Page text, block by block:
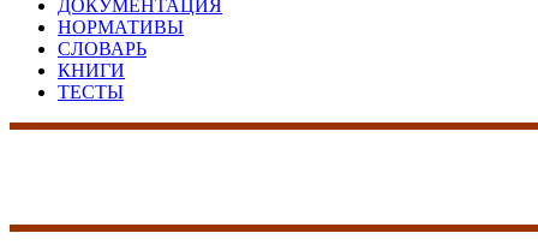
ДОКУМЕНТАЦИЯ
НОРМАТИВЫ
СЛОВАРЬ
КНИГИ
ТЕСТЫ